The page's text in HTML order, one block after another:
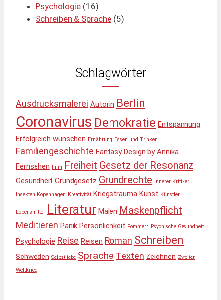
Psychologie (16)
Schreiben & Sprache (5)
Schlagwörter
Ausdrucksmalerei Autorin Berlin
Coronavirus Demokratie Entspannung
Erfolgreich wünschen Ernährung Essen und Trinken
Familiengeschichte Fantasy Design by Annika
Fernsehen Film Freiheit Gesetz der Resonanz
Gesundheit Grundgesetz Grundrechte
Innerer Kritiker
Insekten Kopenhagen Kreativität Kriegstrauma Kunst Künstler
Lebensmittel Literatur Malen Maskenpflicht
Meditieren Panik Persönlichkeit Pommern Psychische Gesundheit
Psychologie Reise Reisen Roman Schreiben
Schweden Selbstliebe Sprache Texten Zeichnen Zweiter
Weltkrieg